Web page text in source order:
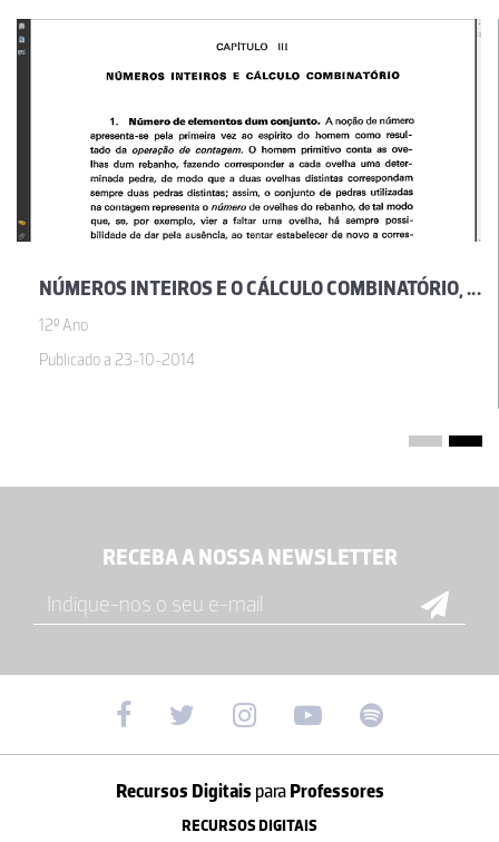
NÚMEROS INTEIROS E O CÁLCULO COMBINATÓRIO, POR JOSÉ SEBASTIÃO E SILVA
12º Ano
Publicado a 23-10-2014
RECEBA A NOSSA NEWSLETTER
Recursos Digitais paraProfessores
RECURSOS DIGITAIS